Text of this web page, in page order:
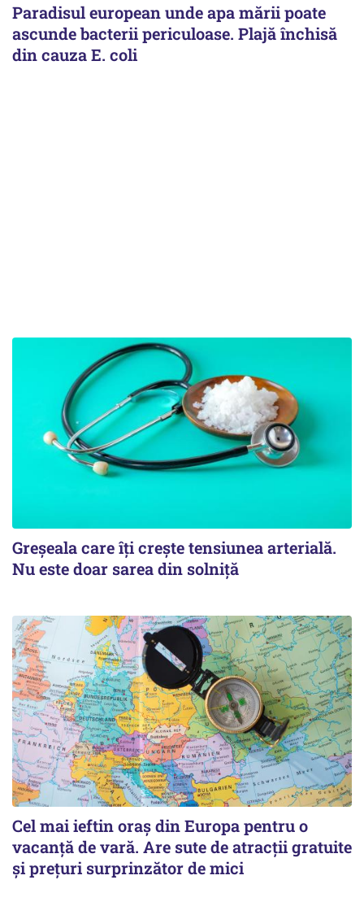
Paradisul european unde apa mării poate
ascunde bacterii periculoase. Plajă închisă
din cauza E. coli
Greșeala care îți crește tensiunea arterială.
Nu este doar sarea din solniță
Cel mai ieftin oraș din Europa pentru o
vacanță de vară. Are sute de atracții gratuite
și prețuri surprinzător de mici